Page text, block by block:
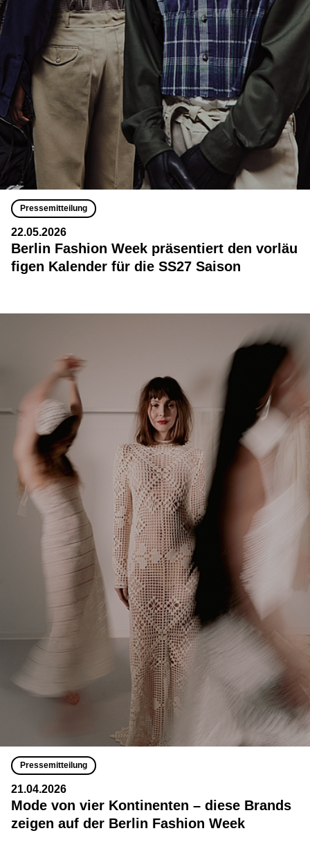
Pressemitteilung
22.05.2026
Berlin Fashion Week präsentiert den vorläu
figen Kalender für die SS27 Saison
Pressemitteilung
21.04.2026
Mode von vier Kontinenten – diese Brands
zeigen auf der Berlin Fashion Week